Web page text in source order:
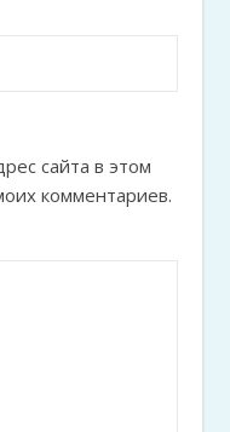
сайта в этом
комментариев.